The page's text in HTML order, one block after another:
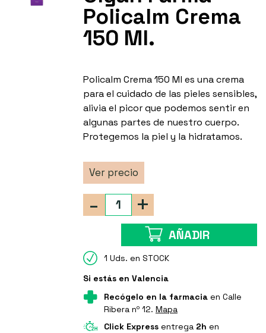
Policalm Crema
150 Ml.
Policalm Crema 150 Ml es una crema
para el cuidado de las pieles sensibles,
alivia el picor que podemos sentir en
algunas partes de nuestro cuerpo.
Protegemos la piel y la hidratamos.
Ver precio
+
-
AÑADIR
1 Uds. en STOCK
Si estás en Valencia
Recógelo en la farmaciaen Calle
Ribera nº 12. Mapa
Click Expressentrega 2h en